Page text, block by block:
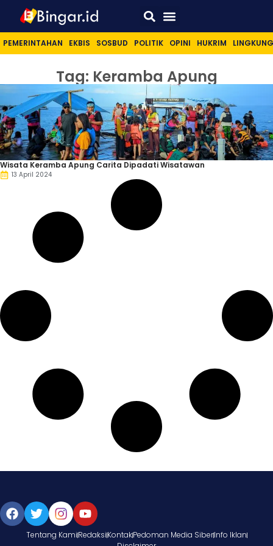
PEMERINTAHAN EKBIS SOSBUD POLITIK OPINI HUKRIM
Tag: Keramba Apung
Wisata Keramba Apung Carita Dipadati Wisatawan
13 April 2024
Tentang KamiRedaksiKontakPedoman Media SiberInfo Iklan